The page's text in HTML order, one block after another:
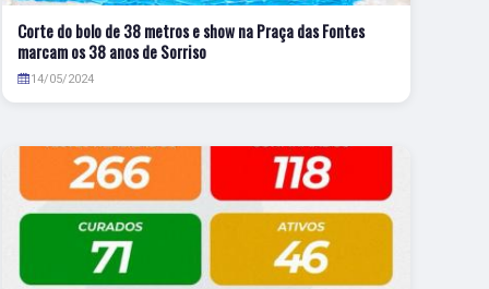
Corte do bolo de 38 metros e show na Praça das Fontes
marcam os 38 anos de Sorriso
14/05/2024